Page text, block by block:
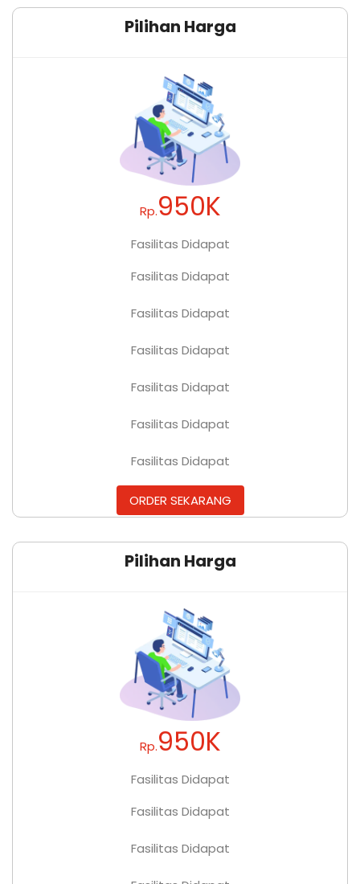
Pilihan Harga
Rp.950K
Fasilitas Didapat
Fasilitas Didapat
Fasilitas Didapat
Fasilitas Didapat
Fasilitas Didapat
Fasilitas Didapat
Fasilitas Didapat
ORDER SEKARANG
Pilihan Harga
Rp.950K
Fasilitas Didapat
Fasilitas Didapat
Fasilitas Didapat